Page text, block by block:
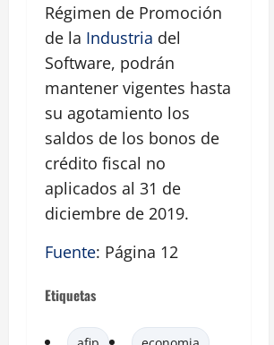
Régimen de Promoción
de la Industria del
Software, podrán
mantener vigentes hasta
su agotamiento los
saldos de los bonos de
crédito fiscal no
aplicados al 31 de
diciembre de 2019.
Fuente: Página 12
Etiquetas